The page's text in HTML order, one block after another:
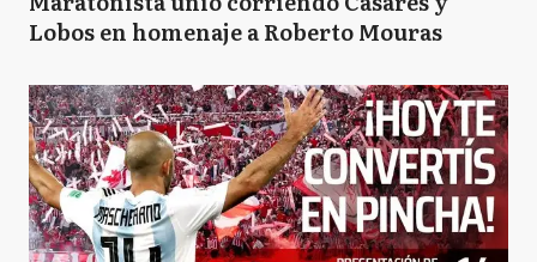
Lobos en homenaje a Roberto Mouras